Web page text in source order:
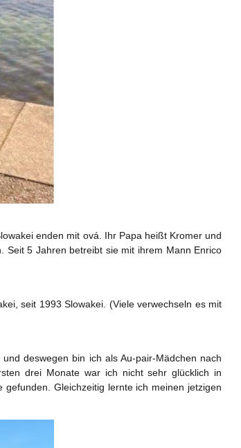
enden mit ová. Ihr Papa heißt Kromer und
Seit 5 Jahren betreibt sie mit ihrem Mann Enrico
seit 1993 Slowakei. (Viele verwechseln es mit
deswegen bin ich als Au-pair-Mädchen nach
drei Monate war ich nicht sehr glücklich in
Gleichzeitig lernte ich meinen jetzigen